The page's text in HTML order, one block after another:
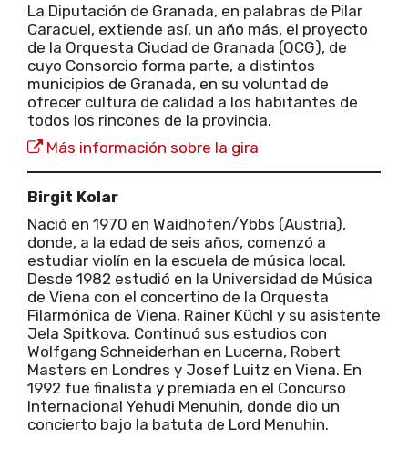
La Diputación de Granada, en palabras de Pilar
Caracuel, extiende así, un año más, el proyecto
de la Orquesta Ciudad de Granada (OCG), de
cuyo Consorcio forma parte, a distintos
municipios de Granada, en su voluntad de
ofrecer cultura de calidad a los habitantes de
todos los rincones de la provincia.
Más información sobre la gira
Birgit Kolar
Nació en 1970 en Waidhofen/Ybbs (Austria),
donde, a la edad de seis años, comenzó a
estudiar violín en la escuela de música local.
Desde 1982 estudió en la Universidad de Música
de Viena con el concertino de la Orquesta
Filarmónica de Viena, Rainer Küchl y su asistente
Jela Spitkova. Continuó sus estudios con
Wolfgang Schneiderhan en Lucerna, Robert
Masters en Londres y Josef Luitz en Viena. En
1992 fue finalista y premiada en el Concurso
Internacional Yehudi Menuhin, donde dio un
concierto bajo la batuta de Lord Menuhin.